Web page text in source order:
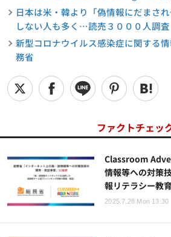
日本は米・韓より「偽情報にだまさ
しない人も多く…読売３０００人調査
新型コロナウイルス感染症に関する
務省
ファクトチェッ
Classroom
情報等への対策
報リテラシー教
2025.7.28 Mon 13:30